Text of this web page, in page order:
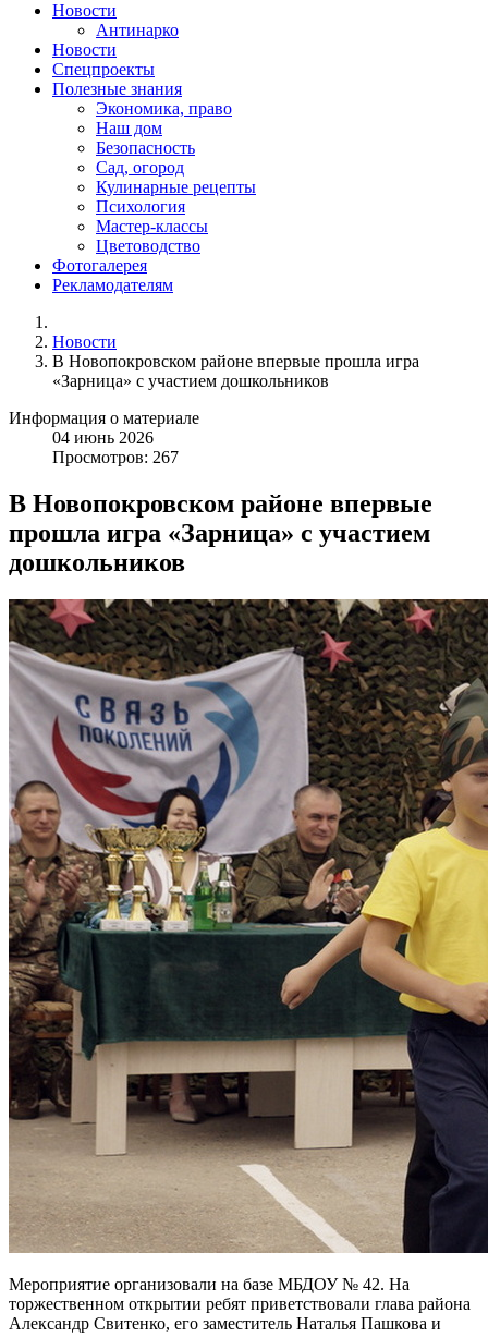
Новости
Антинарко
Новости
Спецпроекты
Полезные знания
Экономика, право
Наш дом
Безопасность
Сад, огород
Кулинарные рецепты
Психология
Мастер-классы
Цветоводство
Фотогалерея
Рекламодателям
Новости
В Новопокровском районе впервые прошла игра
«Зарница» с участием дошкольников
Информация о материале
04 июнь 2026
Просмотров: 267
В Новопокровском районе впервые
прошла игра «Зарница» с участием
дошкольников
Мероприятие организовали на базе МБДОУ № 42. На
торжественном открытии ребят приветствовали глава района
Александр Свитенко, его заместитель Наталья Пашкова и